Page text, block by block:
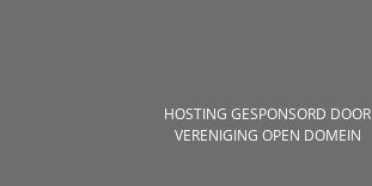
HOSTING GESPONSORD DOOR
VERENIGING OPEN DOMEIN